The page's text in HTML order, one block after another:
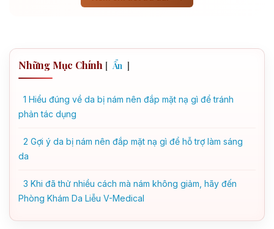
Những Mục Chính [ Ẩn ]
1 Hiểu đúng về da bị nám nên đắp mặt nạ gì để tránh
phản tác dụng
2 Gợi ý da bị nám nên đắp mặt nạ gì để hỗ trợ làm sáng
da
3 Khi đã thử nhiều cách mà nám không giảm, hãy đến
Phòng Khám Da Liễu V-Medical